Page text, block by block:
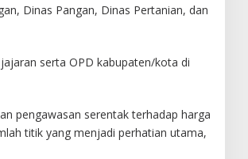
Dinas Pangan, Dinas Pertanian, dan
serta OPD kabupaten/kota di
pengawasan serentak terhadap harga
titik yang menjadi perhatian utama,